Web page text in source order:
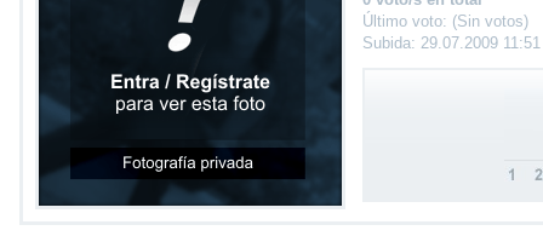
Último voto: (Sin votos)
Subida: 29.07.2009